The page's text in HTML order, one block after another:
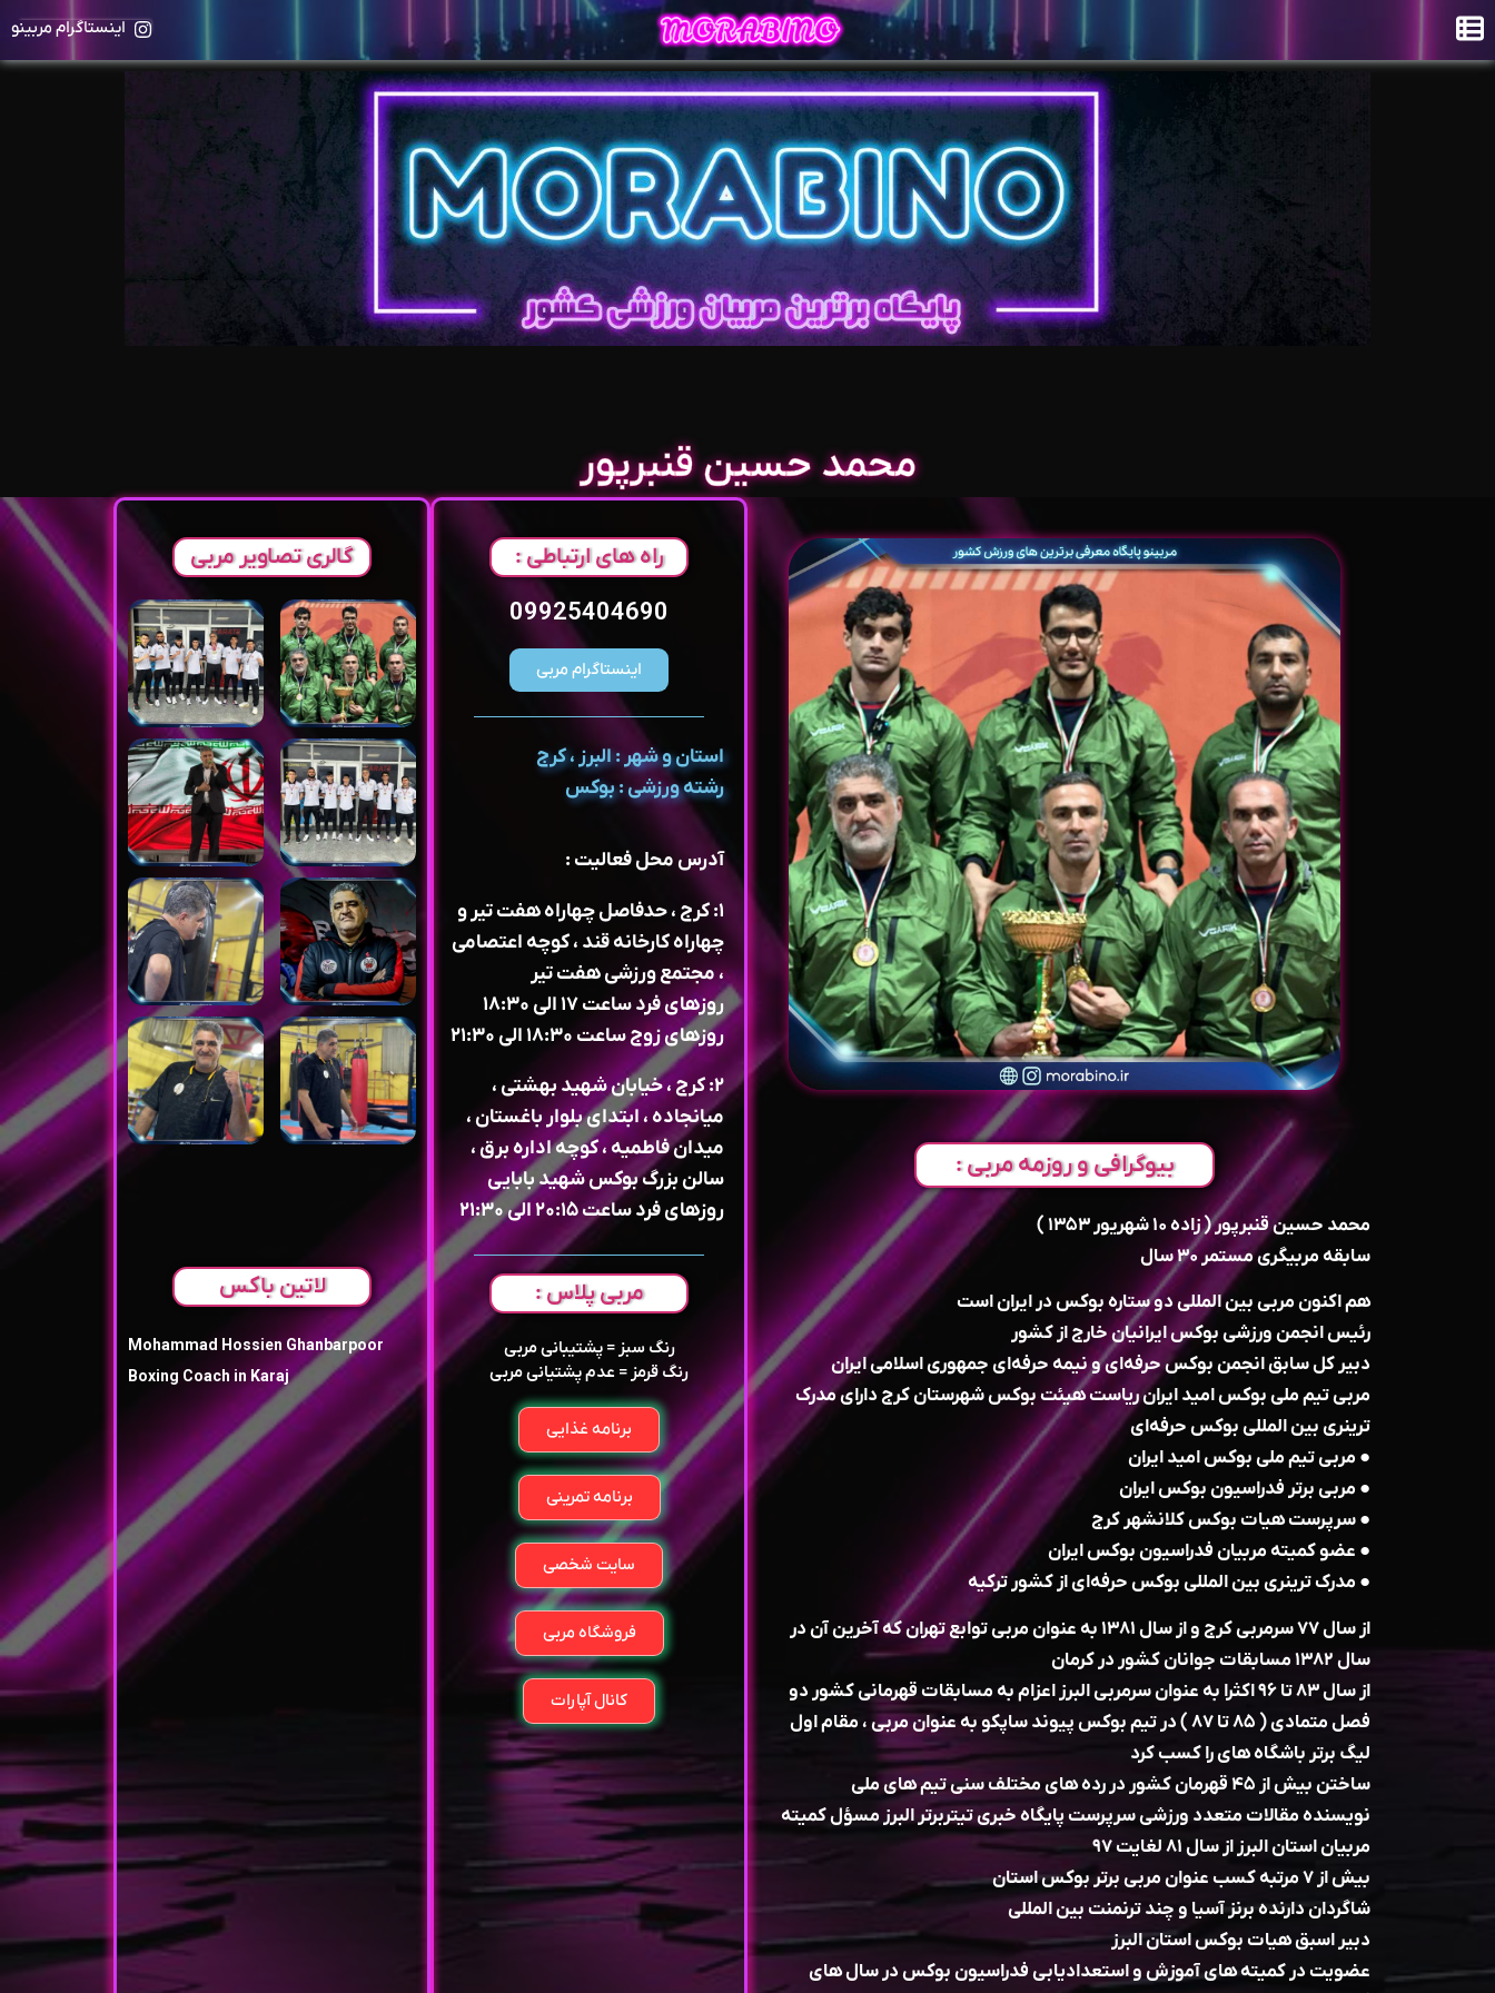
اینستاگرام مربینو
محمد حسین قنبرپور
بیوگرافی و روزمه مربی :
محمد حسین قنبرپور ( زاده ۱۰ شهریور ۱۳۵۳ )
سابقه مربیگری مستمر ۳۰ سال
هم اکنون مربی بین المللی دو ستاره بوکس در ایران است
رئیس انجمن ورزشی بوکس ایرانیان خارج از کشور
دبیر کل سابق انجمن‌ بوکس حرفه‌ای و نیمه حرفه‌ای جمهوری اسلامی ایران
مربی تیم ملی بوکس امید ایران ریاست هیئت بوکس شهرستان کرج دارای مدرک
ترینری بین المللی بوکس حرفه‌ای
● مربی تیم ملی بوکس امید ایران
● مربی برتر فدراسيون بوکس ایران
● سرپرست هیات بوکس کلانشهر کرج
● عضو کمیته مربیان فدراسیون بوکس ایران
● مدرک ترینری بین المللی بوکس حرفه‌ای از کشور ترکیه
از سال ۷۷ سرمربی کرج و از سال ۱۳۸۱ به عنوان مربی توابع تهران که آخرین آن در
سال ۱۳۸۲ مسابقات جوانان کشور در کرمان
از سال ۸۳ تا ۹۶ اکثرا به عنوان سرمربی البرز اعزام به مسابقات قهرمانی کشور دو
فصل متمادی ( ۸۵ تا ۸۷ ) در تیم بوکس پیوند ساپکو به عنوان مربی ، مقام اول
لیگ برتر باشگاه های را کسب کرد
ساختن بیش از ۴۵ قهرمان کشور در رده های مختلف سنی تیم های ملی
نویسنده مقالات متعدد ورزشی سرپرست پایگاه خبری تيتربرتر البرز مسؤل کميته
مربیان استان البرز از سال ۸۱ لغايت ۹۷
بیش از ۷ مرتبه کسب عنوان مربی برتر بوکس استان
شاگردان دارنده برنز آسیا و چند ترنمنت بین المللی
دبیر اسبق هیات بوکس استان البرز
عضویت در کمیته های آموزش و استعدادیابی فدراسیون بوکس در سال‌ های
راه های ارتباطی :
09925404690
اینستاگرام مربی
استان و شهر : البرز ، کرج
رشته ورزشی : بوکس
آدرس محل فعالیت :
۱: کرج ، حدفاصل چهاراه هفت تیر و
چهاراه کارخانه قند ، کوچه اعتصامی
، مجتمع ورزشی هفت تیر
روزهای فرد ساعت ۱۷ الی ۱۸:۳۰
روزهای زوج ساعت ۱۸:۳۰ الی ۲۱:۳۰
۲: کرج ، خیابان شهید بهشتی ،
میانجاده ، ابتدای بلوار باغستان ،
میدان فاطمیه ، کوچه اداره برق ،
سالن بزرگ بوکس شهید بابایی
روزهای فرد ساعت ۲۰:۱۵ الی ۲۱:۳۰
مربی پلاس :
رنگ سبز = پشتیبانی مربی
رنگ قرمز = عدم پشتیانی مربی
برنامه غذایی
برنامه تمرینی
سایت شخصی
فروشگاه مربی
کانال آپارات
گالری تصاویر مربی
لاتین باکس
Mohammad Hossien Ghanbarpoor
Boxing Coach in Karaj